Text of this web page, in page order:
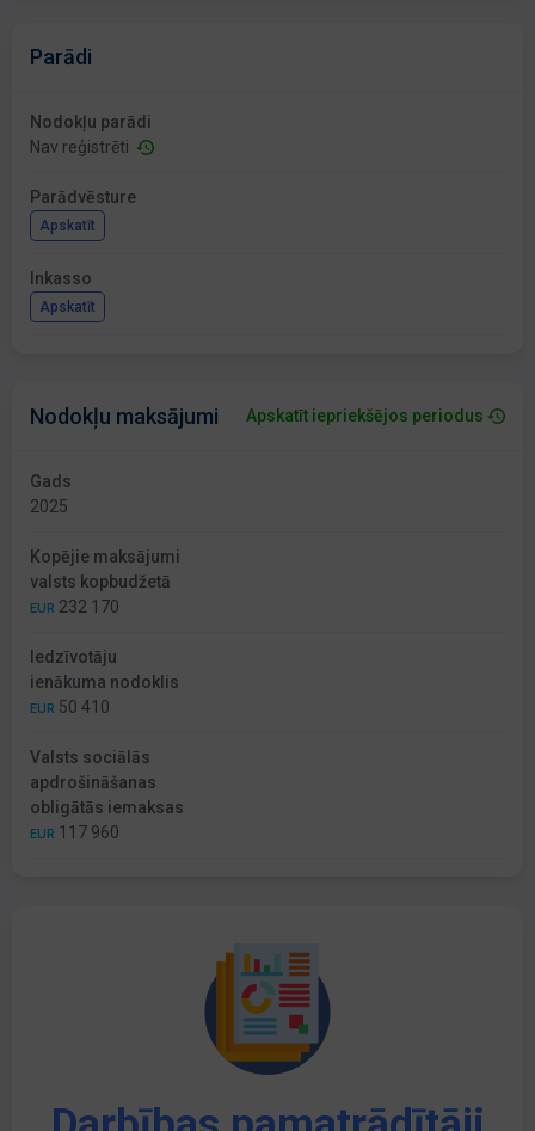
Parādi
Nodokļu parādi
Nav reģistrēti
Parādvēsture
Apskatīt
Inkasso
Apskatīt
Nodokļu maksājumi Apskatīt iepriekšējos periodus
Gads
2025
Kopējie maksājumi
valsts kopbudžetā
EUR 232 170
Iedzīvotāju
ienākuma nodoklis
EUR 50 410
Valsts sociālās
apdrošināšanas
obligātās iemaksas
EUR 117 960